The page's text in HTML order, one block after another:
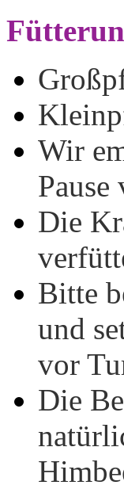
Wir
Die
Bitte
und
vor
Die